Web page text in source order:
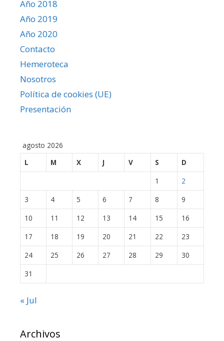
Año 2018
Año 2019
Año 2020
Contacto
Hemeroteca
Nosotros
Política de cookies (UE)
Presentación
agosto 2026
L
M X J V S
D
1
2
3
4 5 6 7 8
9
10
11 12 13 14 15
16
17
18 19 20 21 22
23
24
25 26 27 28 29
30
31
« Jul
Archivos